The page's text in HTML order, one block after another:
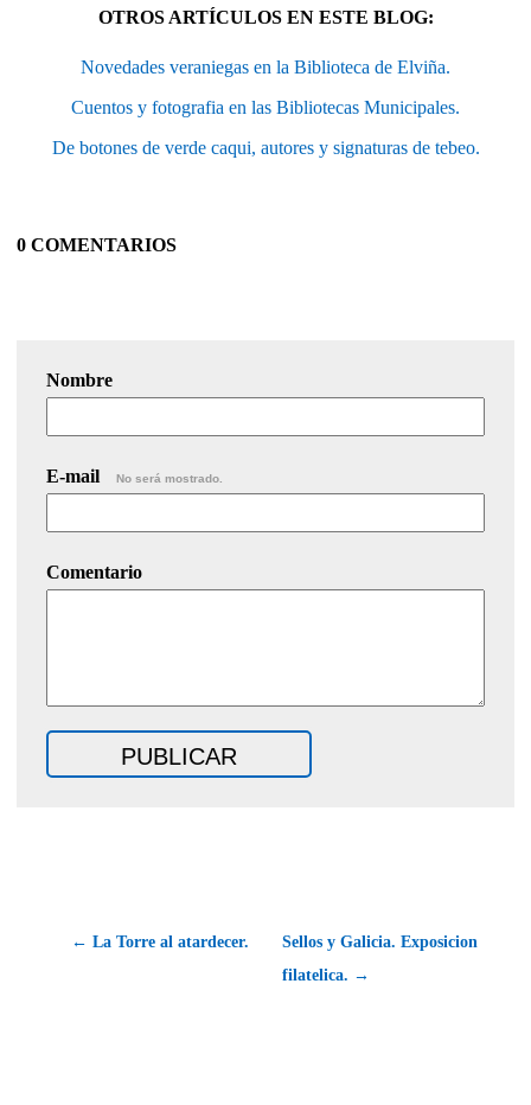
OTROS ARTÍCULOS EN ESTE BLOG:
Novedades veraniegas en la Biblioteca de Elviña.
Cuentos y fotografia en las Bibliotecas Municipales.
De botones de verde caqui, autores y signaturas de tebeo.
0 COMENTARIOS
Nombre
E-mail No será mostrado.
Comentario
← La Torre al atardecer.
Sellos y Galicia. Exposicion
filatelica. →